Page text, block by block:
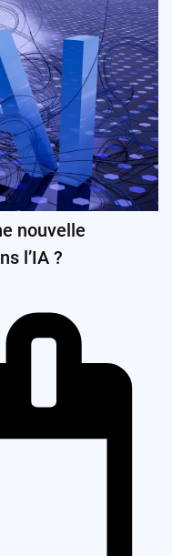
nouvelle
l’IA ?